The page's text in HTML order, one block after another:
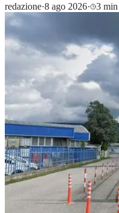
redazione·8 ago 2026· 3 min